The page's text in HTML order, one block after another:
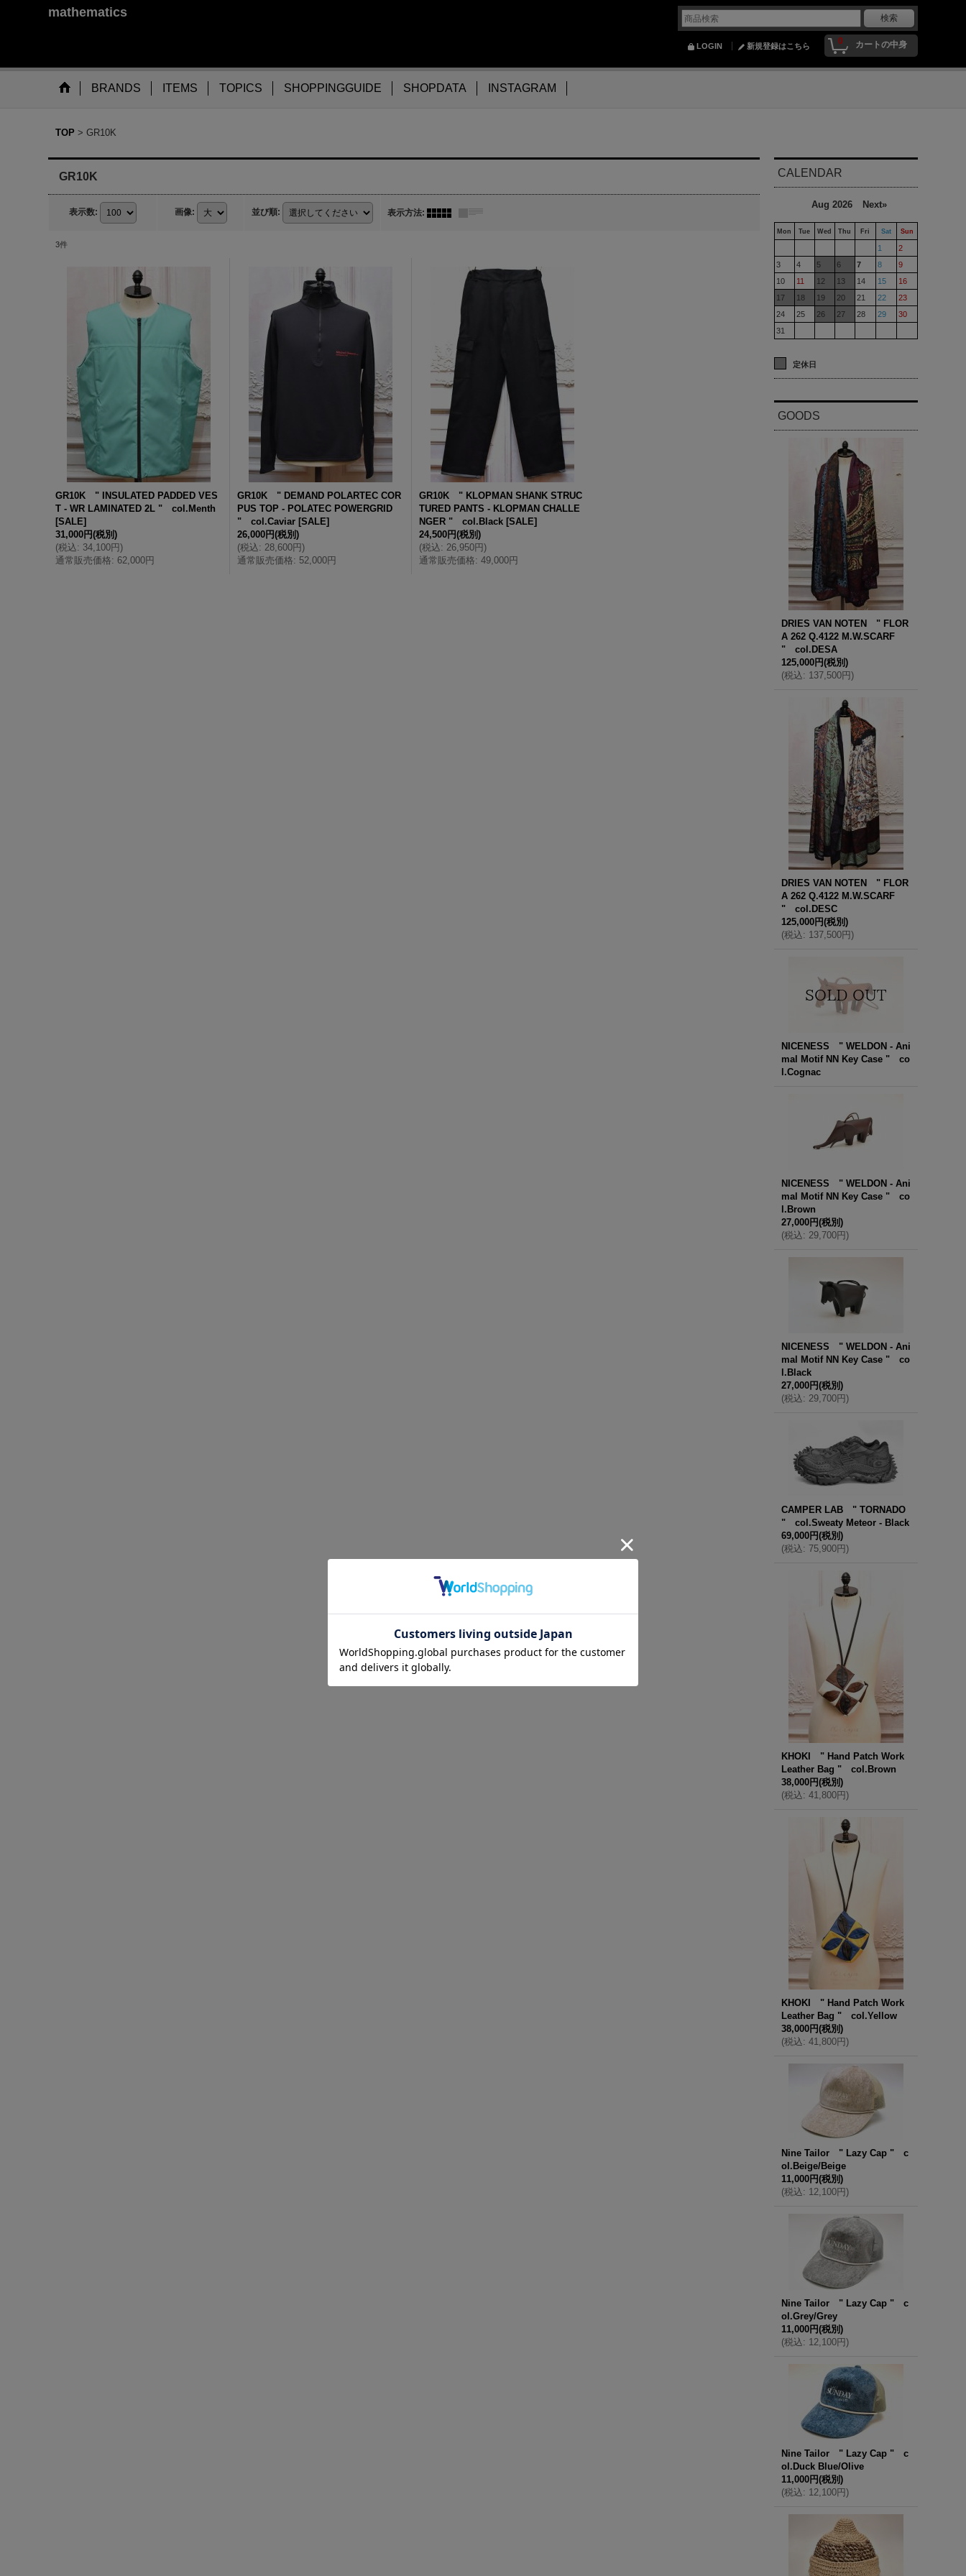
mathematics
0 カートの中身
LOGIN 新規登録はこちら
BRANDS ITEMS TOPICS SHOPPINGGUIDE SHOPDATA INSTAGRAM
TOP > GR10K
CALENDAR
Aug 2026 Next»
Mon Tue Wed Thu Fri Sat Sun
1
2
3
4 5 6 7 8
9
10
11 12 13 14 15
16
17
18 19 20 21 22
23
24
25 26 27 28 29
30
31
定休日
GOODS
DRIES VAN NOTEN " FLOR
A 262 Q.4122 M.W.SCARF
" col.DESA
125,000円(税別)
(税込: 137,500円)
DRIES VAN NOTEN " FLOR
A 262 Q.4122 M.W.SCARF
" col.DESC
125,000円(税別)
(税込: 137,500円)
NICENESS " WELDON - Ani
mal Motif NN Key Case " co
l.Cognac
NICENESS " WELDON - Ani
mal Motif NN Key Case " co
l.Brown
27,000円(税別)
(税込: 29,700円)
NICENESS " WELDON - Ani
mal Motif NN Key Case " co
l.Black
27,000円(税別)
(税込: 29,700円)
CAMPER LAB " TORNADO
" col.Sweaty Meteor - Black
69,000円(税別)
(税込: 75,900円)
KHOKI " Hand Patch Work
Leather Bag " col.Brown
38,000円(税別)
(税込: 41,800円)
KHOKI " Hand Patch Work
Leather Bag " col.Yellow
38,000円(税別)
(税込: 41,800円)
Nine Tailor " Lazy Cap " c
ol.Beige/Beige
11,000円(税別)
(税込: 12,100円)
Nine Tailor " Lazy Cap " c
ol.Grey/Grey
11,000円(税別)
(税込: 12,100円)
Nine Tailor " Lazy Cap " c
ol.Duck Blue/Olive
11,000円(税別)
(税込: 12,100円)
GR10K
表示数: 画像: 並び順: 表示方法:
3件
GR10K " INSULATED PADDED VES
T - WR LAMINATED 2L " col.Menth
[SALE]
31,000円(税別)
(税込: 34,100円)
通常販売価格: 62,000円
GR10K " DEMAND POLARTEC COR
PUS TOP - POLATEC POWERGRID
" col.Caviar [SALE]
26,000円(税別)
(税込: 28,600円)
通常販売価格: 52,000円
GR10K " KLOPMAN SHANK STRUC
TURED PANTS - KLOPMAN CHALLE
NGER " col.Black [SALE]
24,500円(税別)
(税込: 26,950円)
通常販売価格: 49,000円